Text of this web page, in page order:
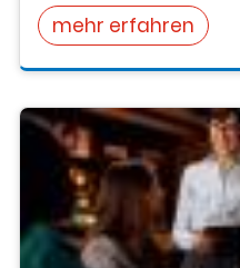
mehr erfahren